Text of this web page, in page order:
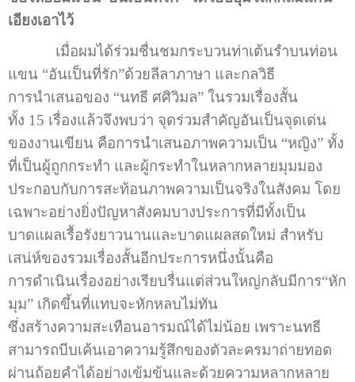
เอียงเอาไว้
เมื่อผมได้ร่วมชื่นชมกระบวนท่าเต้นรำบนท่อน
แขน “อันเป็นที่รัก”ด้วยลีลาภาษา และกลวิธี
การนำเสนอของ “นทธี ศศิวิมล” ในรวมเรื่องสั้น
ทั้ง 15 เรื่องแล้วจึงพบว่า จุดร่วมสำคัญอันเป็นจุดเด่น
ของงานเขียน คือการนำเสนอภาพความเป็น “หญิง” ทั้ง
ที่เป็นผู้ถูกกระทำ และผู้กระทำในหลากหลายมุมมอง
ประกอบกับการสะท้อนภาพความเป็นจริงในสังคม โดย
เฉพาะอย่างยิ่งปัญหาสังคมบางประการที่มีทั้งเป็น
บาดแผลเรื้อรังยาวนานและบาดแผลสดใหม่ สำหรับ
เสน่ห์ของรวมเรื่องสั้นอีกประการหนึ่งนั้นคือ
การดำเนินเรื่องอย่างเรียบรื่นแต่ส่วนใหญ่กลับมีการ“หัก
มุม” เกิดขึ้นที่แทบจะหักหลบไม่ทัน
ซึ่งสร้างความสะเทือนอารมณ์ได้ไม่น้อย เพราะนทธี
สามารถบีบเค้นเอาความรู้สึกของตัวละครมาถ่ายทอด
ผ่านถ้อยคำได้อย่างเข้มข้นและด้วยความหลากหลาย